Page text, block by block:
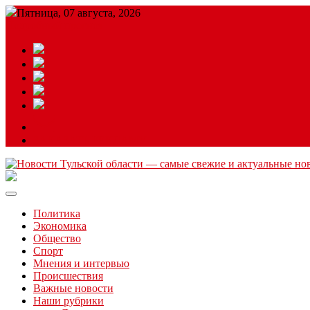
Пятница, 07 августа, 2026
Читайте последние новости дня в Тульской области на сайте
Политика
Экономика
Общество
Спорт
Мнения и интервью
Происшествия
Важные новости
Наши рубрики